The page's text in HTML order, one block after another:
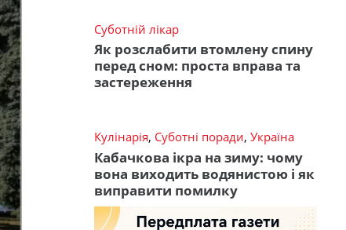
Суботній лікар
Як розслабити втомлену спину
перед сном: проста вправа та
застереження
Кулінарія, Суботні поради, Україна
Кабачкова ікра на зиму: чому
вона виходить водянистою і як
виправити помилку